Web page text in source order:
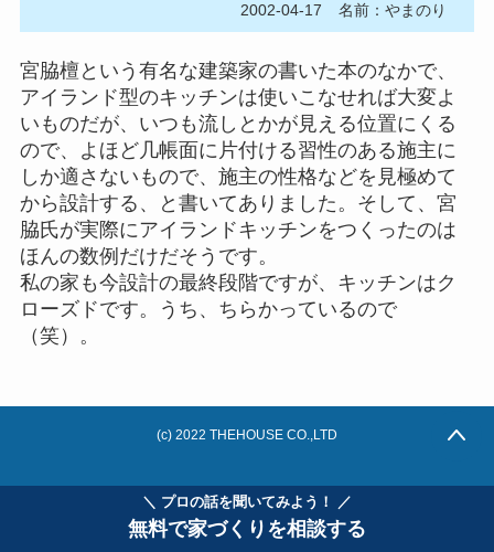
＼ プロの話を聞いてみよう！ ／
無料で家づくりを相談する
2002-04-17 名前：やまのり
宮脇檀という有名な建築家の書いた本のなかで、
アイランド型のキッチンは使いこなせれば大変よ
いものだが、いつも流しとかが見える位置にくる
ので、よほど几帳面に片付ける習性のある施主に
しか適さないもので、施主の性格などを見極めて
から設計する、と書いてありました。そして、宮
脇氏が実際にアイランドキッチンをつくったのは
ほんの数例だけだそうです。
私の家も今設計の最終段階ですが、キッチンはク
ローズドです。うち、ちらかっているので
（笑）。
(c) 2022 THEHOUSE CO.,LTD